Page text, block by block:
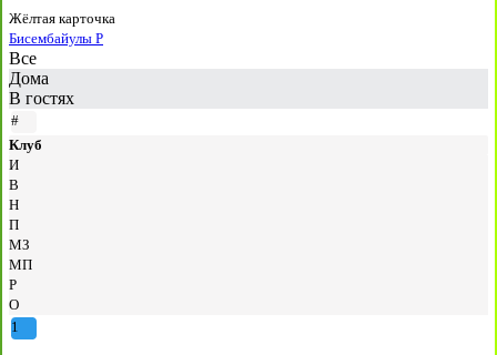
Жёлтая карточка
Бисембайулы Р
Все
Дома
В гостях
#
Клуб
И
В
Н
П
МЗ
МП
Р
О
1